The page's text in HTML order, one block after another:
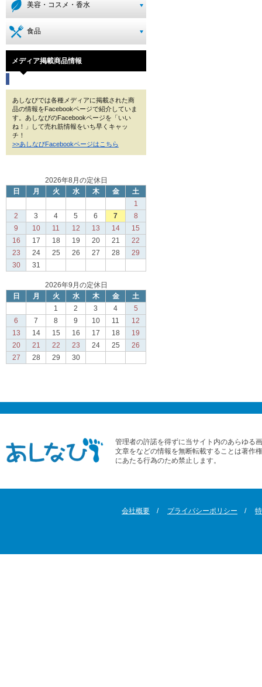
美容・コスメ・香水
食品
メディア掲載商品情報
あしなびでは各種メディアに掲載された商
品の情報をFacebookページで紹介していま
す。あしなびのFacebookページを「いい
ね！」して売れ筋情報をいち早くキャッ
チ！
>>あしなびFacebookページはこちら
2026年8月の定休日
日
月 火 水 木 金
土
1
2
3 4 5 6 7
8
9
10 11 12 13 14
15
16
17 18 19 20 21
22
23
24 25 26 27 28
29
30
31
2026年9月の定休日
日
月 火 水 木 金
土
1
2 3 4
5
6
7 8 9 10 11
12
13
14 15 16 17 18
19
20
21 22 23 24 25
26
27
28 29 30
管理者の許諾を得ずに当サイト内のあらゆる
文章をなどの情報を無断転載することは著作
にあたる行為のため禁止します。
会社概要 プライバシーポリシー